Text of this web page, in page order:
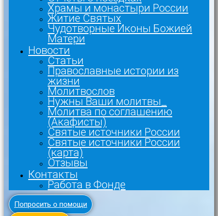
Храмы и монастыри России
Житие Святых
Чудотворные Иконы Божией
Матери
Новости
Статьи
Православные истории из
жизни
Молитвослов
Нужны Ваши молитвы_
Молитва по соглашению
(Акафисты)
Святые источники России
Святые источники России
(карта)
Отзывы
Контакты
Работа в Фонде
Попросить о помощи